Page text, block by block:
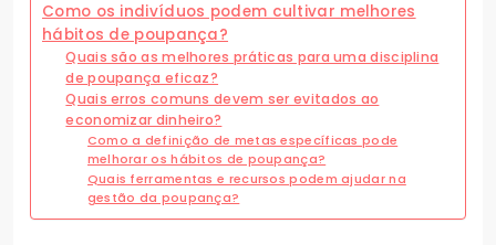
Como os indivíduos podem cultivar melhores
hábitos de poupança?
Quais são as melhores práticas para uma disciplina
de poupança eficaz?
Quais erros comuns devem ser evitados ao
economizar dinheiro?
Como a definição de metas específicas pode
melhorar os hábitos de poupança?
Quais ferramentas e recursos podem ajudar na
gestão da poupança?